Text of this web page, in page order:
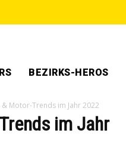
BEZIRKS-HEROS
Motor-Trends im Jahr 2022
im Jahr